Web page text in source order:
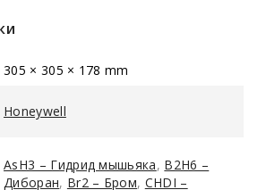
305 × 305 × 178 mm
Honeywell
AsH3 – Гидрид мышьяка, B2H6 –
Диборан, Br2 – Бром, CHDI –